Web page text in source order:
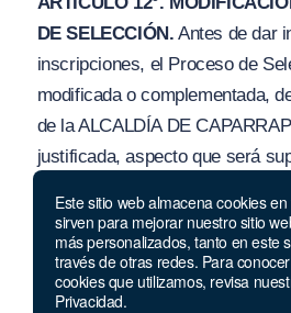
Este sitio web almacena cookies
sirven para mejorar nuestro sitio
más personalizados, tanto en este
través de otras redes. Para
cookies que utilizamos, revisa
Privacidad.
DE SELECCIÓN. Antes de dar
inscripciones, el Proceso de
modificada o complementada,
de la ALCALDÍA DE
justificada, aspecto que será
página Webwww.cnsc.gov.coy/
Iniciada la etapa de
Selección sólo podrá